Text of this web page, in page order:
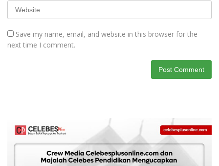
Save my name, email, and website in this browser for the
next time I comment.